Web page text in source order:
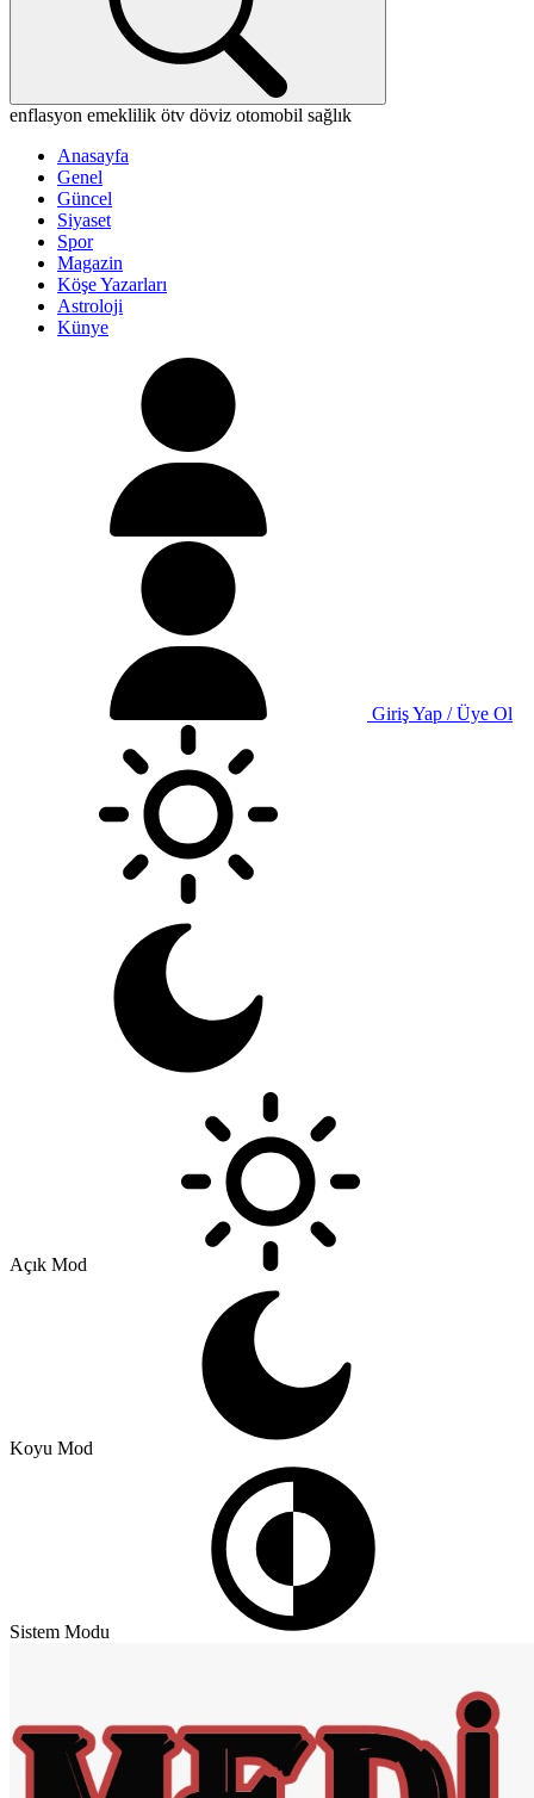
enflasyon emeklilik ötv döviz otomobil sağlık
Anasayfa
Genel
Güncel
Siyaset
Spor
Magazin
Köşe Yazarları
Astroloji
Künye
Giriş Yap / Üye Ol
Açık Mod
Koyu Mod
Sistem Modu